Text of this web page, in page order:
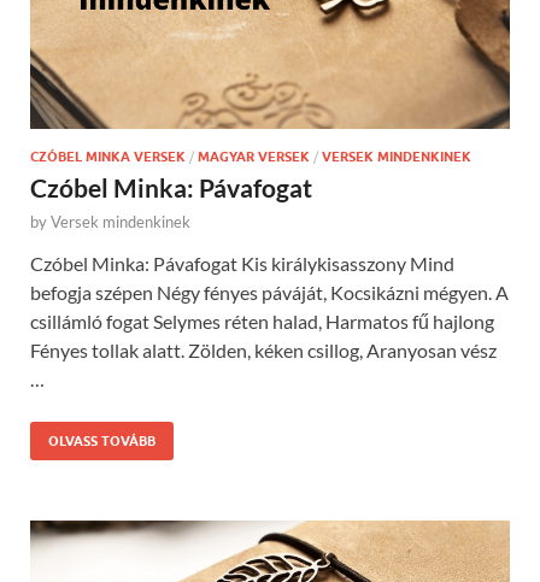
CZÓBEL MINKA VERSEK / MAGYAR VERSEK / VERSEK MINDENKINEK
Czóbel Minka: Pávafogat
byVersek mindenkinek
Czóbel Minka: Pávafogat Kis királykisasszony Mind
befogja szépen Négy fényes páváját, Kocsikázni mégyen. A
csillámló fogat Selymes réten halad, Harmatos fű hajlong
Fényes tollak alatt. Zölden, kéken csillog, Aranyosan vész
OLVASS TOVÁBB